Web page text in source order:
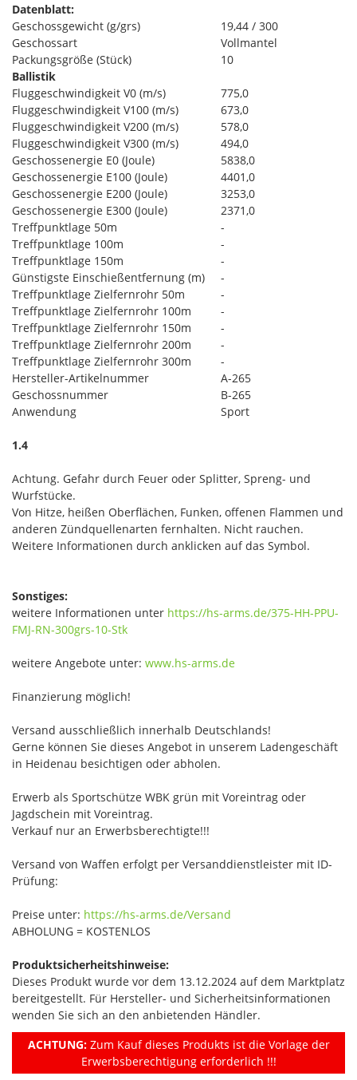
Datenblatt:
Geschossgewicht (g/grs)
19,44 / 300
Geschossart
Vollmantel
Packungsgröße (Stück)
10
Ballistik
Fluggeschwindigkeit V0 (m/s)
775,0
Fluggeschwindigkeit V100 (m/s)
673,0
Fluggeschwindigkeit V200 (m/s)
578,0
Fluggeschwindigkeit V300 (m/s)
494,0
Geschossenergie E0 (Joule)
5838,0
Geschossenergie E100 (Joule)
4401,0
Geschossenergie E200 (Joule)
3253,0
Geschossenergie E300 (Joule)
2371,0
Treffpunktlage 50m
-
Treffpunktlage 100m
-
Treffpunktlage 150m
-
Günstigste Einschießentfernung (m)
-
Treffpunktlage Zielfernrohr 50m
-
Treffpunktlage Zielfernrohr 100m
-
Treffpunktlage Zielfernrohr 150m
-
Treffpunktlage Zielfernrohr 200m
-
Treffpunktlage Zielfernrohr 300m
-
Hersteller-Artikelnummer
A-265
Geschossnummer
B-265
Anwendung
Sport
1.4
Achtung. Gefahr durch Feuer oder Splitter, Spreng- und
Wurfstücke.
Von Hitze, heißen Oberflächen, Funken, offenen Flammen und
anderen Zündquellenarten fernhalten. Nicht rauchen.
Weitere Informationen durch anklicken auf das Symbol.
Sonstiges:
weitere Informationen unter https://hs-arms.de/375-HH-PPU-
FMJ-RN-300grs-10-Stk
weitere Angebote unter: www.hs-arms.de
Finanzierung möglich!
Versand ausschließlich innerhalb Deutschlands!
Gerne können Sie dieses Angebot in unserem Ladengeschäft
in Heidenau besichtigen oder abholen.
Erwerb als Sportschütze WBK grün mit Voreintrag oder
Jagdschein mit Voreintrag.
Verkauf nur an Erwerbsberechtigte!!!
Versand von Waffen erfolgt per Versanddienstleister mit ID-
Prüfung:
Preise unter: https://hs-arms.de/Versand
ABHOLUNG = KOSTENLOS
Produktsicherheitshinweise:
Dieses Produkt wurde vor dem 13.12.2024 auf dem Marktplatz
bereitgestellt. Für Hersteller- und Sicherheitsinformationen
wenden Sie sich an den anbietenden Händler.
ACHTUNG:Zum Kauf dieses Produkts ist die Vorlage der
Erwerbsberechtigung erforderlich !!!